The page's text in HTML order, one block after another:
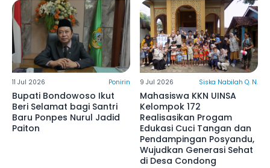
11 Jul 2026 Ponirin
Bupati Bondowoso Ikut
Beri Selamat bagi Santri
Baru Ponpes Nurul Jadid
Paiton
9 Jul 2026 Siska Nabilah Q. N.
Mahasiswa KKN UINSA
Kelompok 172
Realisasikan Progam
Edukasi Cuci Tangan dan
Pendampingan Posyandu,
Wujudkan Generasi Sehat
di Desa Condong